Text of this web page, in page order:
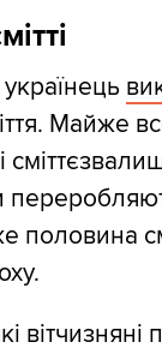
Майже
половина
вітчизняні